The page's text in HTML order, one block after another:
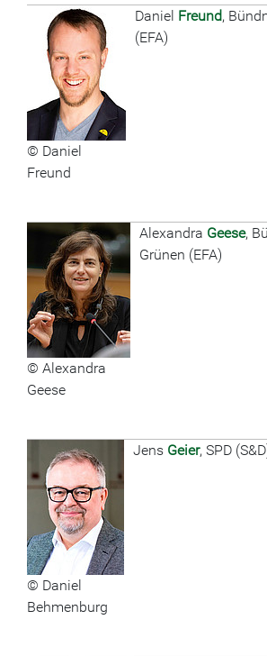
© Daniel
Freund
Daniel Freund,
(EFA)
© Alexandra
Geese
Alexandra Geese,
Grünen (EFA)
© Daniel
Behmenburg
Jens Geier, SPD